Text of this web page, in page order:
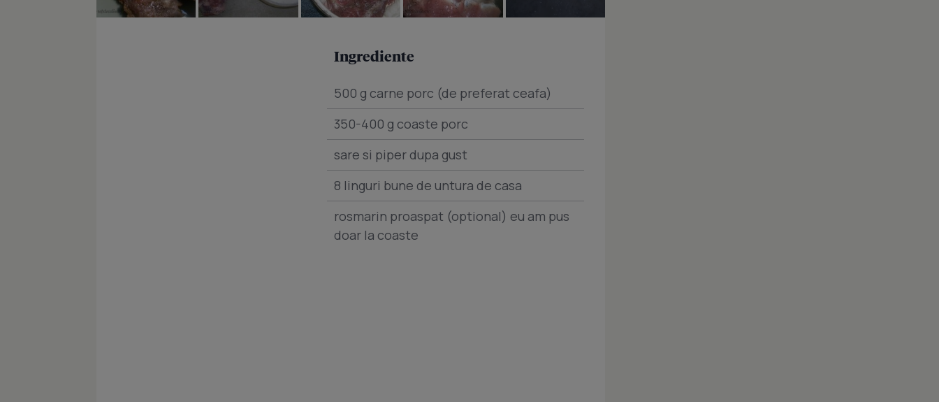
Ingrediente
500 g carne porc (de preferat ceafa)
350-400 g coaste porc
sare si piper dupa gust
8 linguri bune de untura de casa
rosmarin proaspat (optional) eu am pus
doar la coaste